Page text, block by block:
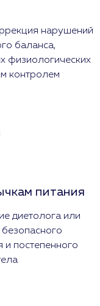
нарушений
баланса,
физиологических
контролем
питания
диетолога или
и постепенного